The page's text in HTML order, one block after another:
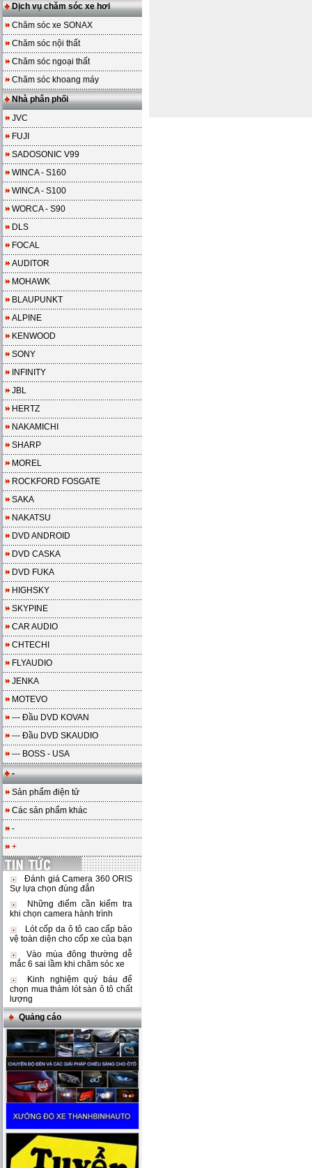
Dịch vụ chăm sóc xe hơi
Chăm sóc xe SONAX
Chăm sóc nội thất
Chăm sóc ngoại thất
Chăm sóc khoang máy
Nhà phân phối
JVC
FUJI
SADOSONIC V99
WINCA - S160
WINCA - S100
WORCA - S90
DLS
FOCAL
AUDITOR
MOHAWK
BLAUPUNKT
ALPINE
KENWOOD
SONY
INFINITY
JBL
HERTZ
NAKAMICHI
SHARP
MOREL
ROCKFORD FOSGATE
SAKA
NAKATSU
DVD ANDROID
DVD CASKA
DVD FUKA
HIGHSKY
SKYPINE
CAR AUDIO
CHTECHI
FLYAUDIO
JENKA
MOTEVO
--- Đầu DVD KOVAN
--- Đầu DVD SKAUDIO
--- BOSS - USA
-
Sản phẩm điện tử
Các sản phẩm khác
-
+
Đánh giá Camera 360 ORIS
Sự lựa chọn đúng đắn
Những điểm cần kiểm tra
khi chọn camera hành trình
Lót cốp da ô tô cao cấp bảo
vệ toàn diện cho cốp xe của bạn
Vào mùa đông thường dễ
mắc 6 sai lầm khi chăm sóc xe
Kinh nghiệm quý báu để
chọn mua thảm lót sàn ô tô chất
lượng
Quảng cáo